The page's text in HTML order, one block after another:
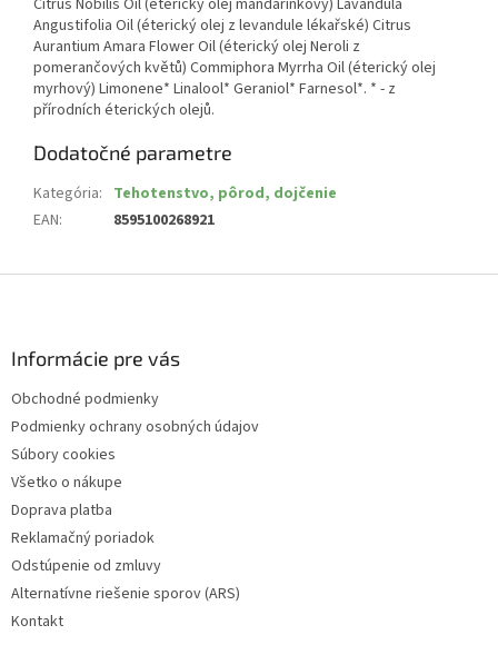
Angustifolia Oil (éterický olej z levandule lékařské) Citrus
Aurantium Amara Flower Oil (éterický olej Neroli z
pomerančových květů) Commiphora Myrrha Oil (éterický olej
myrhový) Limonene* Linalool* Geraniol* Farnesol*. * - z
přírodních éterických olejů.
Dodatočné parametre
Kategória: Tehotenstvo, pôrod, dojčenie
EAN: 8595100268921
Informácie pre vás
Obchodné podmienky
Podmienky ochrany osobných údajov
Súbory cookies
Všetko o nákupe
Doprava platba
Reklamačný poriadok
Odstúpenie od zmluvy
Alternatívne riešenie sporov (ARS)
Kontakt